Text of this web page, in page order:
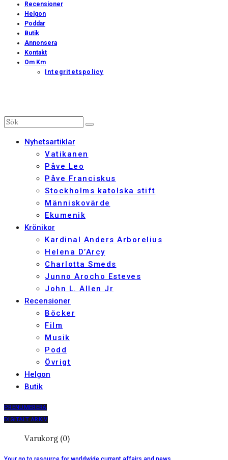
Recensioner
Helgon
Poddar
Butik
Annonsera
Kontakt
Om Km
Integritetspolicy
Nyhetsartiklar
Vatikanen
Påve Leo
Påve Franciskus
Stockholms katolska stift
Människovärde
Ekumenik
Krönikor
Kardinal Anders Arborelius
Helena D’Arcy
Charlotta Smeds
Junno Arocho Esteves
John L. Allen Jr
Recensioner
Böcker
Film
Musik
Podd
Övrigt
Helgon
Butik
PRENUMERERA
DIGITALT ARKIV
Varukorg (0)